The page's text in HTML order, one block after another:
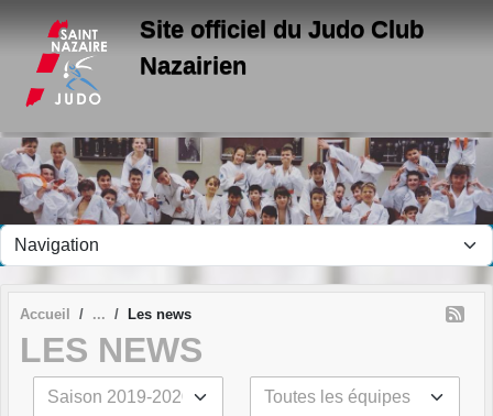
Site officiel du Judo Club
Nazairien
Accueil Les news
LES NEWS